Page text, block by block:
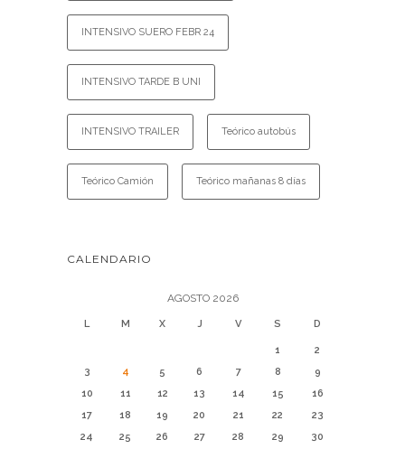
INTENSIVO SUERO FEBR 24
INTENSIVO TARDE B UNI
INTENSIVO TRAILER Teórico autobús
Teórico Camión Teórico mañanas 8 días
CALENDARIO
AGOSTO 2026
L M X J V S D
1
2
3
4 5 6 7 8
9
10
11 12 13 14 15
16
17
18 19 20 21 22
23
24
25 26 27 28 29
30